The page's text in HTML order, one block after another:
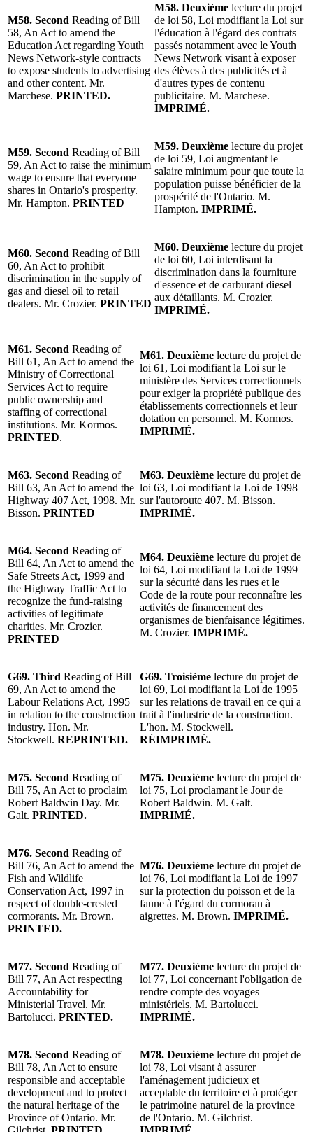
M58. Second Reading of Bill
58, An Act to amend the
Education Act regarding Youth
News Network-style contracts
to expose students to advertising
and other content. Mr.
Marchese. PRINTED.
M58. Deuxième lecture du projet
de loi 58, Loi modifiant la Loi sur
l'éducation à l'égard des contrats
passés notamment avec le Youth
News Network visant à exposer
des élèves à des publicités et à
d'autres types de contenu
publicitaire. M. Marchese.
IMPRIMÉ.
M59. Second Reading of Bill
59, An Act to raise the minimum
wage to ensure that everyone
shares in Ontario's prosperity.
Mr. Hampton. PRINTED
M59. Deuxième lecture du projet
de loi 59, Loi augmentant le
salaire minimum pour que toute la
population puisse bénéficier de la
prospérité de l'Ontario. M.
Hampton. IMPRIMÉ.
M60. Second Reading of Bill
60, An Act to prohibit
discrimination in the supply of
gas and diesel oil to retail
dealers. Mr. Crozier. PRINTED
M60. Deuxième lecture du projet
de loi 60, Loi interdisant la
discrimination dans la fourniture
d'essence et de carburant diesel
aux détaillants. M. Crozier.
IMPRIMÉ.
M61. Second Reading of
Bill 61, An Act to amend the
Ministry of Correctional
Services Act to require
public ownership and
staffing of correctional
institutions. Mr. Kormos.
PRINTED.
M61. Deuxième lecture du projet de
loi 61, Loi modifiant la Loi sur le
ministère des Services correctionnels
pour exiger la propriété publique des
établissements correctionnels et leur
dotation en personnel. M. Kormos.
IMPRIMÉ.
M63. Second Reading of
Bill 63, An Act to amend the
Highway 407 Act, 1998. Mr.
Bisson. PRINTED
M63. Deuxième lecture du projet de
loi 63, Loi modifiant la Loi de 1998
sur l'autoroute 407. M. Bisson.
IMPRIMÉ.
M64. Second Reading of
Bill 64, An Act to amend the
Safe Streets Act, 1999 and
the Highway Traffic Act to
recognize the fund-raising
activities of legitimate
charities. Mr. Crozier.
PRINTED
M64. Deuxième lecture du projet de
loi 64, Loi modifiant la Loi de 1999
sur la sécurité dans les rues et le
Code de la route pour reconnaître les
activités de financement des
organismes de bienfaisance légitimes.
M. Crozier. IMPRIMÉ.
G69. Third Reading of Bill
69, An Act to amend the
Labour Relations Act, 1995
in relation to the construction
industry. Hon. Mr.
Stockwell. REPRINTED.
G69. Troisième lecture du projet de
loi 69, Loi modifiant la Loi de 1995
sur les relations de travail en ce qui a
trait à l'industrie de la construction.
L'hon. M. Stockwell.
RÉIMPRIMÉ.
M75. Second Reading of
Bill 75, An Act to proclaim
Robert Baldwin Day. Mr.
Galt. PRINTED.
M75. Deuxième lecture du projet de
loi 75, Loi proclamant le Jour de
Robert Baldwin. M. Galt.
IMPRIMÉ.
M76. Second Reading of
Bill 76, An Act to amend the
Fish and Wildlife
Conservation Act, 1997 in
respect of double-crested
cormorants. Mr. Brown.
PRINTED.
M76. Deuxième lecture du projet de
loi 76, Loi modifiant la Loi de 1997
sur la protection du poisson et de la
faune à l'égard du cormoran à
aigrettes. M. Brown. IMPRIMÉ.
M77. Second Reading of
Bill 77, An Act respecting
Accountability for
Ministerial Travel. Mr.
Bartolucci. PRINTED.
M77. Deuxième lecture du projet de
loi 77, Loi concernant l'obligation de
rendre compte des voyages
ministériels. M. Bartolucci.
IMPRIMÉ.
M78. Second Reading of
Bill 78, An Act to ensure
responsible and acceptable
development and to protect
the natural heritage of the
Province of Ontario. Mr.
M78. Deuxième lecture du projet de
loi 78, Loi visant à assurer
l'aménagement judicieux et
acceptable du territoire et à protéger
le patrimoine naturel de la province
de l'Ontario. M. Gilchrist.